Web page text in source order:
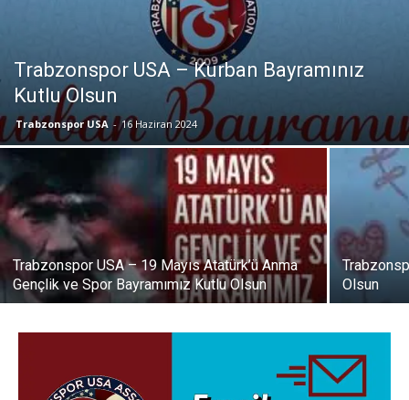
Trabzonspor USA – Kurban Bayramınız
Kutlu Olsun
Trabzonspor USA - 16 Haziran 2024
Trabzonspor USA – 19 Mayıs Atatürk’ü Anma
Gençlik ve Spor Bayramımız Kutlu Olsun
Olsun